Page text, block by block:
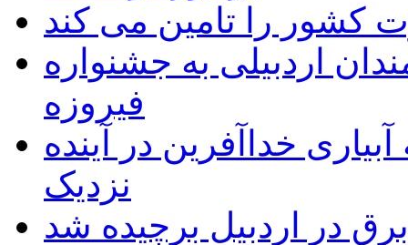
به۵۰ اثر هنرمندان اردبیلی به جشنواره
فیروزه
خداآفرین در آینده
نزدیک